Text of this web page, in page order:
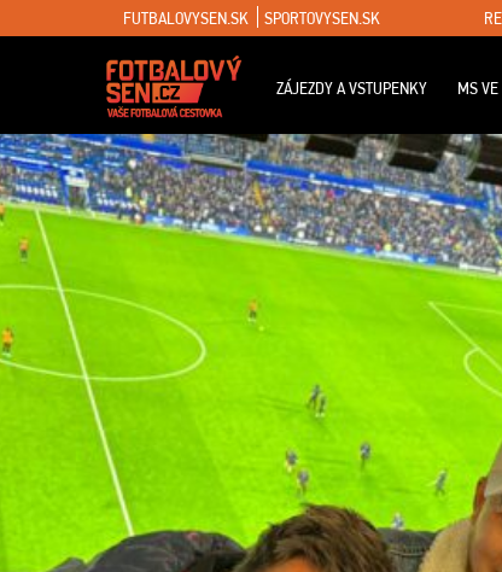
FUTBALOVYSEN.SK SPORTOVYSEN.SK
ZÁJEZDY A VSTUPENKY MS